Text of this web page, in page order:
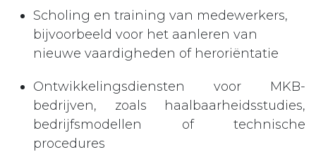
Scholing en training van medewerkers,
bijvoorbeeld voor het aanleren van
nieuwe vaardigheden of heroriëntatie
Ontwikkelingsdiensten voor MKB-
bedrijven, zoals haalbaarheidsstudies,
bedrijfsmodellen of technische
procedures